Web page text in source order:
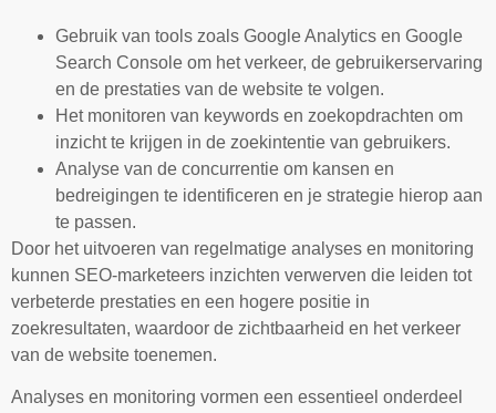
Gebruik van tools zoals Google Analytics en Google
Search Console om het verkeer, de gebruikerservaring
en de prestaties van de website te volgen.
Het monitoren van keywords en zoekopdrachten om
inzicht te krijgen in de zoekintentie van gebruikers.
Analyse van de concurrentie om kansen en
bedreigingen te identificeren en je strategie hierop aan
te passen.
Door het uitvoeren van regelmatige analyses en monitoring
kunnen SEO-marketeers inzichten verwerven die leiden tot
verbeterde prestaties en een hogere positie in
zoekresultaten, waardoor de zichtbaarheid en het verkeer
van de website toenemen.
Analyses en monitoring vormen een essentieel onderdeel